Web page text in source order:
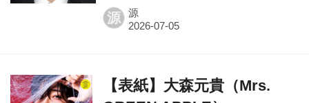
源 源
【表紙】大森元貴（Mrs.